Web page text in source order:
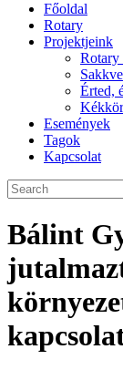
Főoldal
Rotary
Projektjeink
Rotary
Érted,
Kékkör
Események
Tagok
Kapcsolat
Bálint